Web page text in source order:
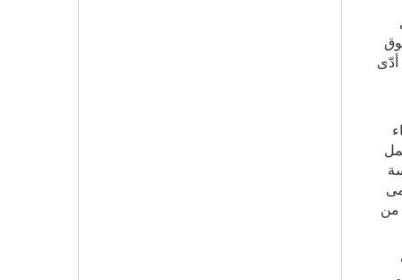
أدّى
من